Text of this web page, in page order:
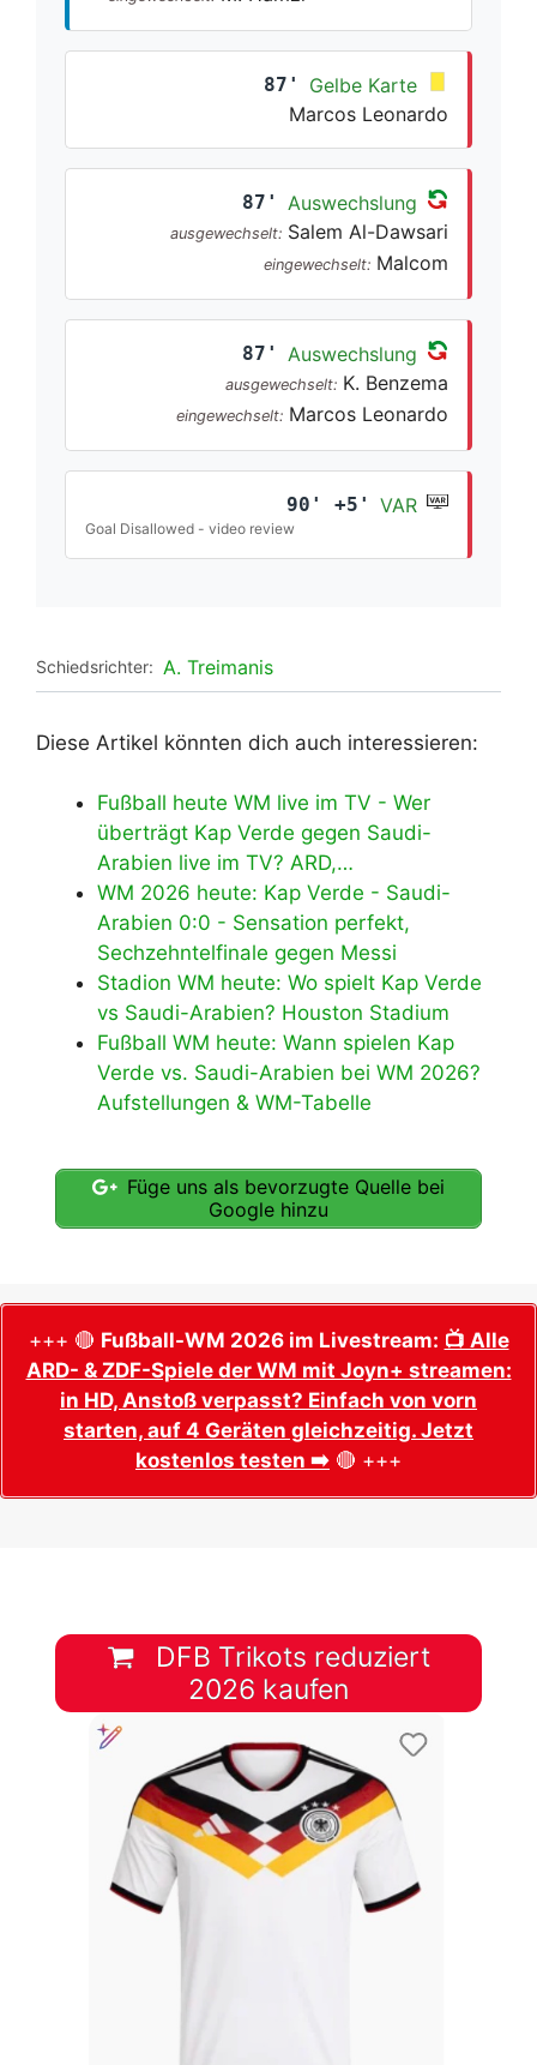
87'
Gelbe Karte
Marcos Leonardo
87' Auswechslung
ausgewechselt: Salem Al-Dawsari
eingewechselt: Malcom
87' Auswechslung
ausgewechselt: K. Benzema
eingewechselt: Marcos Leonardo
90' +5' VAR
Goal Disallowed - video review
Schiedsrichter: A. Treimanis
Diese Artikel könnten dich auch interessieren:
Fußball heute WM live im TV - Wer
überträgt Kap Verde gegen Saudi-
Arabien live im TV? ARD,…
WM 2026 heute: Kap Verde - Saudi-
Arabien 0:0 - Sensation perfekt,
Sechzehntelfinale gegen Messi
Stadion WM heute: Wo spielt Kap Verde
vs Saudi-Arabien? Houston Stadium
Fußball WM heute: Wann spielen Kap
Verde vs. Saudi-Arabien bei WM 2026?
Aufstellungen & WM-Tabelle
Füge uns als bevorzugte Quelle bei
Google hinzu
+++ 🔴 Fußball-WM 2026 im Livestream: 📺 Alle
ARD- & ZDF-Spiele der WM mit Joyn+ streamen:
in HD, Anstoß verpasst? Einfach von vorn
starten, auf 4 Geräten gleichzeitig. Jetzt
kostenlos testen ➡️ 🔴 +++
DFB Trikots reduziert
2026 kaufen